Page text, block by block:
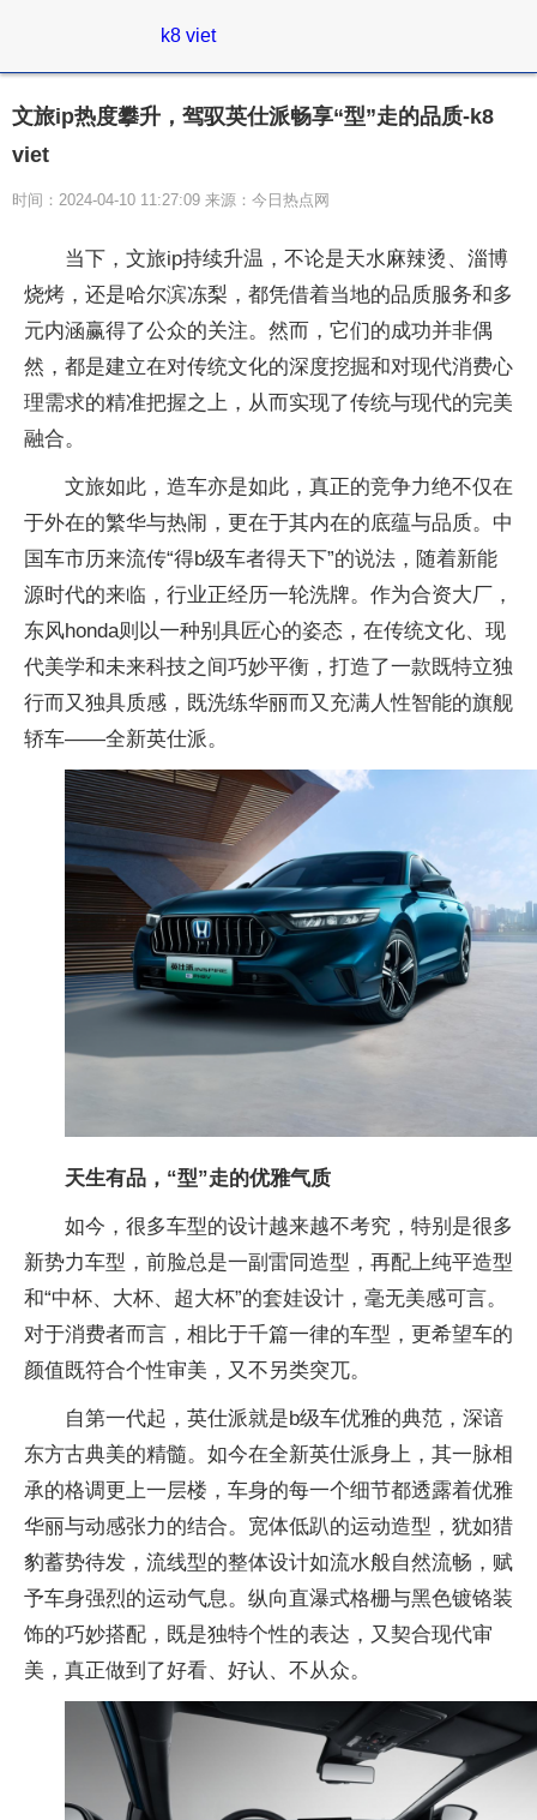
k8 viet
文旅ip热度攀升，驾驭英仕派畅享“型”走的品质-k8
viet
时间：2024-04-10 11:27:09 来源：今日热点网
当下，文旅ip持续升温，不论是天水麻辣烫、淄博
烧烤，还是哈尔滨冻梨，都凭借着当地的品质服务和多
元内涵赢得了公众的关注。然而，它们的成功并非偶
然，都是建立在对传统文化的深度挖掘和对现代消费心
理需求的精准把握之上，从而实现了传统与现代的完美
融合。
文旅如此，造车亦是如此，真正的竞争力绝不仅在
于外在的繁华与热闹，更在于其内在的底蕴与品质。中
国车市历来流传“得b级车者得天下”的说法，随着新能
源时代的来临，行业正经历一轮洗牌。作为合资大厂，
东风honda则以一种别具匠心的姿态，在传统文化、现
代美学和未来科技之间巧妙平衡，打造了一款既特立独
行而又独具质感，既洗练华丽而又充满人性智能的旗舰
轿车——全新英仕派。
天生有品，“型”走的优雅气质
如今，很多车型的设计越来越不考究，特别是很多
新势力车型，前脸总是一副雷同造型，再配上纯平造型
和“中杯、大杯、超大杯”的套娃设计，毫无美感可言。
对于消费者而言，相比于千篇一律的车型，更希望车的
颜值既符合个性审美，又不另类突兀。
自第一代起，英仕派就是b级车优雅的典范，深谙
东方古典美的精髓。如今在全新英仕派身上，其一脉相
承的格调更上一层楼，车身的每一个细节都透露着优雅
华丽与动感张力的结合。宽体低趴的运动造型，犹如猎
豹蓄势待发，流线型的整体设计如流水般自然流畅，赋
予车身强烈的运动气息。纵向直瀑式格栅与黑色镀铬装
饰的巧妙搭配，既是独特个性的表达，又契合现代审
美，真正做到了好看、好认、不从众。